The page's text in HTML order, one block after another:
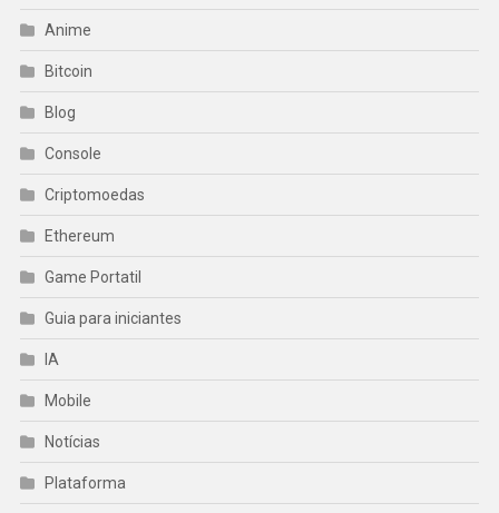
Anime
Bitcoin
Blog
Console
Criptomoedas
Ethereum
Game Portatil
Guia para iniciantes
IA
Mobile
Notícias
Plataforma